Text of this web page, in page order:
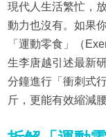
現代人生活繁忙，
動力也沒有。如果
「運動零食」（
生李唐越引述最新
分鐘進行「衝刺式
斤，更能有效縮減